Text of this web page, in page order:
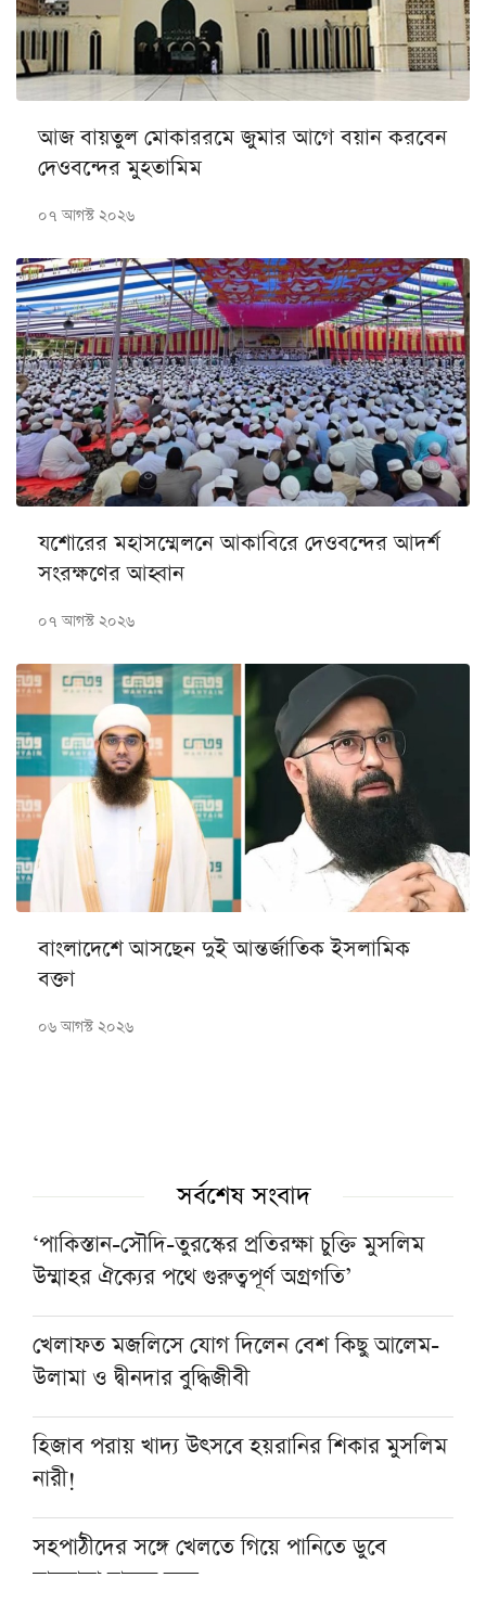
আজ বায়তুল মোকাররমে জুমার আগে বয়ান করবেন
দেওবন্দের মুহতামিম
০৭ আগস্ট ২০২৬
যশোরের মহাসম্মেলনে আকাবিরে দেওবন্দের আদর্শ
সংরক্ষণের আহ্বান
০৭ আগস্ট ২০২৬
বাংলাদেশে আসছেন দুই আন্তর্জাতিক ইসলামিক
বক্তা
০৬ আগস্ট ২০২৬
সর্বশেষ সংবাদ
‘পাকিস্তান-সৌদি-তুরস্কের প্রতিরক্ষা চুক্তি মুসলিম
উম্মাহর ঐক্যের পথে গুরুত্বপূর্ণ অগ্রগতি’
খেলাফত মজলিসে যোগ দিলেন বেশ কিছু আলেম-
উলামা ও দ্বীনদার বুদ্ধিজীবী
হিজাব পরায় খাদ্য উৎসবে হয়রানির শিকার মুসলিম
নারী!
সহপাঠীদের সঙ্গে খেলতে গিয়ে পানিতে ডুবে
মাদরাসা ছাত্রের মৃত্যু